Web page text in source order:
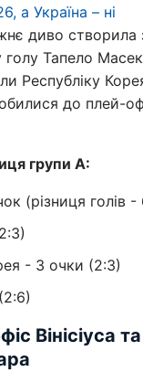
а Україна – ні
диво створила
Тапело
Республіку
до плей-
групи А:
(різниця голів -
- 3 очки (2:3)
Вінісіуса